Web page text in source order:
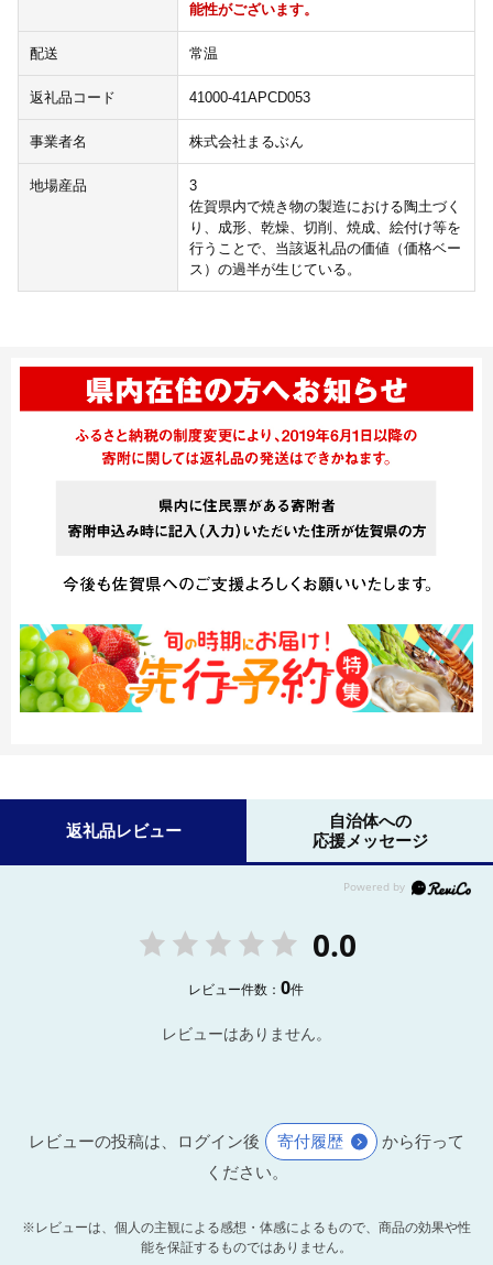
能性がございます。
配送 常温
返礼品コード 41000-41APCD053
事業者名 株式会社まるぶん
地場産品
3
佐賀県内で焼き物の製造における陶土づく
り、成形、乾燥、切削、焼成、絵付け等を
行うことで、当該返礼品の価値（価格ベー
ス）の過半が生じている。
返礼品レビュー
自治体への
応援メッセージ
0.0
レビュー件数：0件
レビューはありません。
レビューの投稿は、ログイン後 寄付履歴
から行って
ください。
※レビューは、個人の主観による感想・体感によるもので、商品の効果や性
能を保証するものではありません。